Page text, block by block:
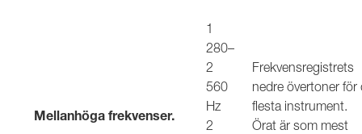
Mellanhöga frekvenser.
1
280–
2
560
Hz
2
Frekvensregistrets
nedre övertoner för
flesta instrument.
Örat är som mest